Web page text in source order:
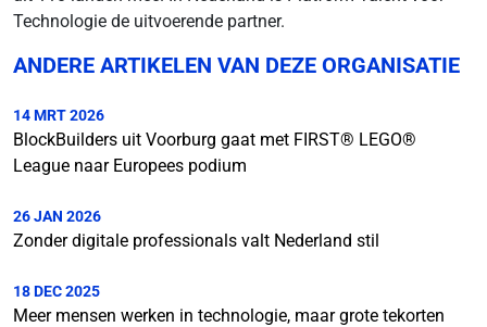
Technologie de uitvoerende partner.
ANDERE ARTIKELEN VAN DEZE ORGANISATIE
14 MRT 2026
BlockBuilders uit Voorburg gaat met FIRST® LEGO®
League naar Europees podium
26 JAN 2026
Zonder digitale professionals valt Nederland stil
18 DEC 2025
Meer mensen werken in technologie, maar grote tekorten